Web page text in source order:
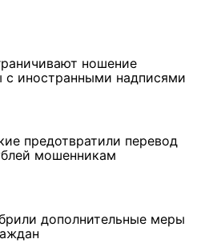
ношение
иностранными надписями
предотвратили перевод
мошенникам
дополнительные меры